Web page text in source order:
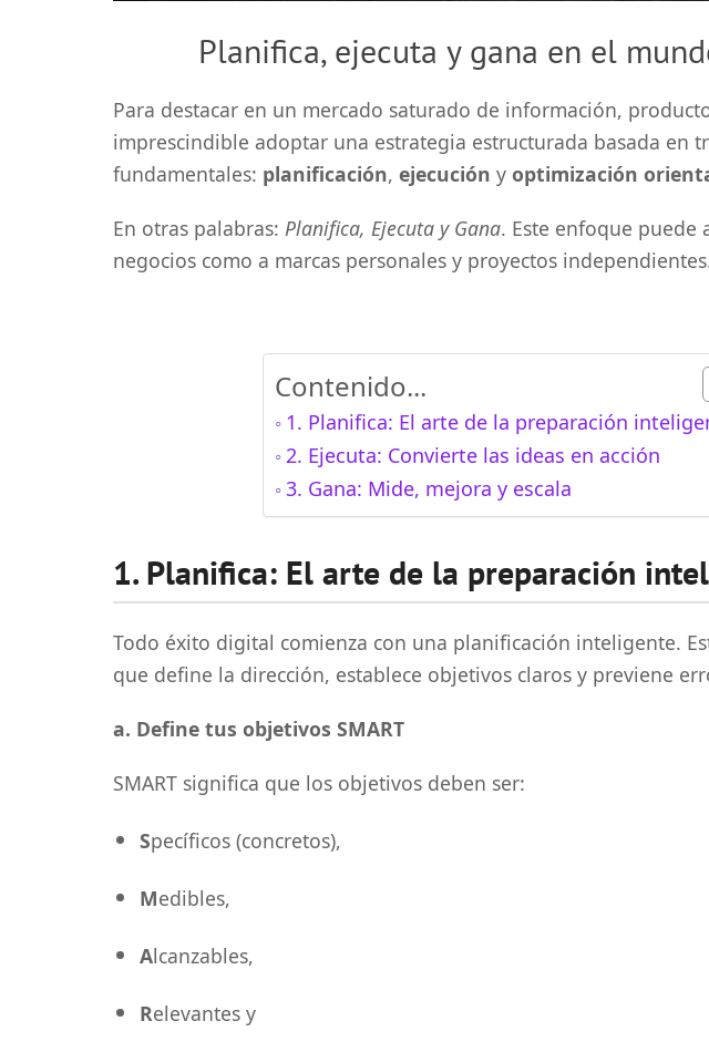
Planifica, ejecuta y gana en el
Para destacar en un mercado saturado de información,
imprescindible adoptar una estrategia estructurada basada en
fundamentales: planificación, ejecución y optimización
En otras palabras: Planifica, Ejecuta y Gana. Este enfoque puede
negocios como a marcas personales y proyectos
Contenido...
1. Planifica: El arte de la preparación
2. Ejecuta: Convierte las ideas en acción
3. Gana: Mide, mejora y escala
1. Planifica: El arte de la preparación
Todo éxito digital comienza con una planificación inteligente.
que define la dirección, establece objetivos claros y previene
a. Define tus objetivos SMART
SMART significa que los objetivos deben ser:
Specíficos (concretos),
Medibles,
Alcanzables,
Relevantes y